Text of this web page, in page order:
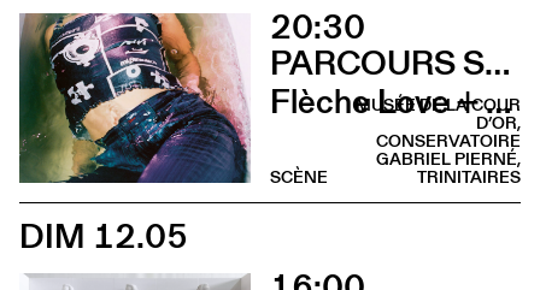
20:30
PARCOURS SUR LA COLLINE SAINTE-CROIX
Flèche Love + Sami Galbi
MUSÉE DE LA COUR
D’OR,
CONSERVATOIRE
GABRIEL PIERNÉ,
TRINITAIRES
SCÈNE
DIM 12.05